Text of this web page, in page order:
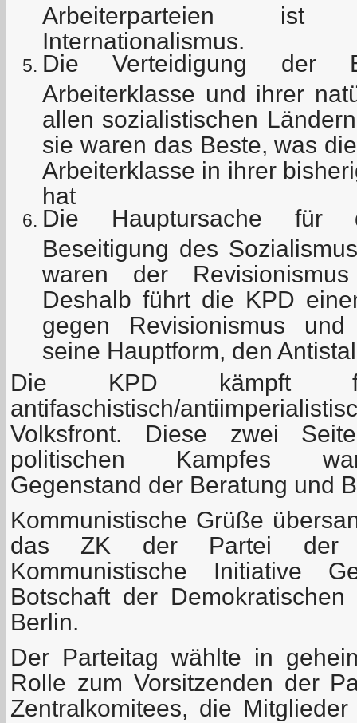
Arbeiterparteien ist
Internationalismus.
Die Verteidigung der
Arbeiterklasse und ihrer
allen sozialistischen
sie waren das Beste, was
Arbeiterklasse in ihrer
hat
Die Hauptursache für
Beseitigung des
waren der
Deshalb führt die KPD
gegen Revisionismus und
seine Hauptform, den
Die KPD kämpft
antifaschistisch/
Volksfront. Diese zwei
politischen Kampfes
Gegenstand der Beratung und
Kommunistische Grüße
das ZK der Partei der
Kommunistische Initiative
Botschaft der
Berlin.
Der Parteitag wählte in
Rolle zum Vorsitzenden der
Zentralkomitees, die